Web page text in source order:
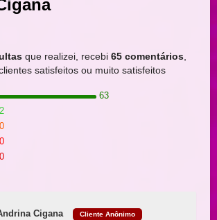
que realizei, recebi 65 comentários,
satisfeitos ou muito satisfeitos
63
2
0
0
0
Cigana Cliente Anônimo